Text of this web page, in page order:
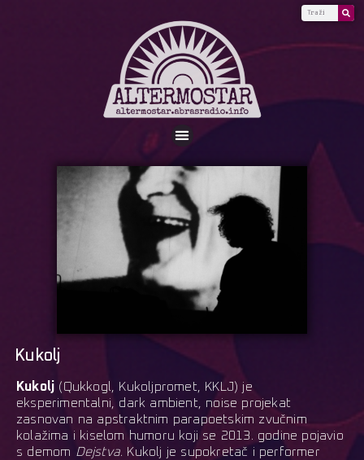
Kukolj
Kukolj (Qukkogl, Kukoljpromet, KKLJ) je
eksperimentalni, dark ambient, noise projekat
zasnovan na apstraktnim parapoetskim zvučnim
kolažima i kiselom humoru koji se 2013. godine pojavio
s demom Dejstva. Kukolj je supokretač i performer